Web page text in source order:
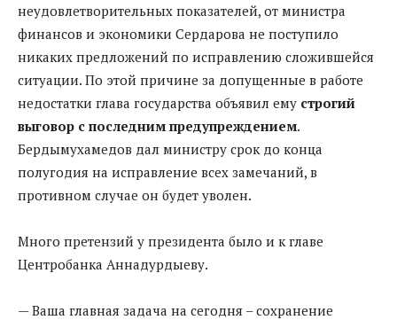
неудовлетворительных показателей, от министра
финансов и экономики Сердарова не поступило
никаких предложений по исправлению сложившейся
ситуации. По этой причине за допущенные в работе
недостатки глава государства объявил ему строгий
выговор с последним предупреждением.
Бердымухамедов дал министру срок до конца
полугодия на исправление всех замечаний, в
противном случае он будет уволен.
Много претензий у президента было и к главе
Центробанка Аннадурдыеву.
— Ваша главная задача на сегодня – сохранение